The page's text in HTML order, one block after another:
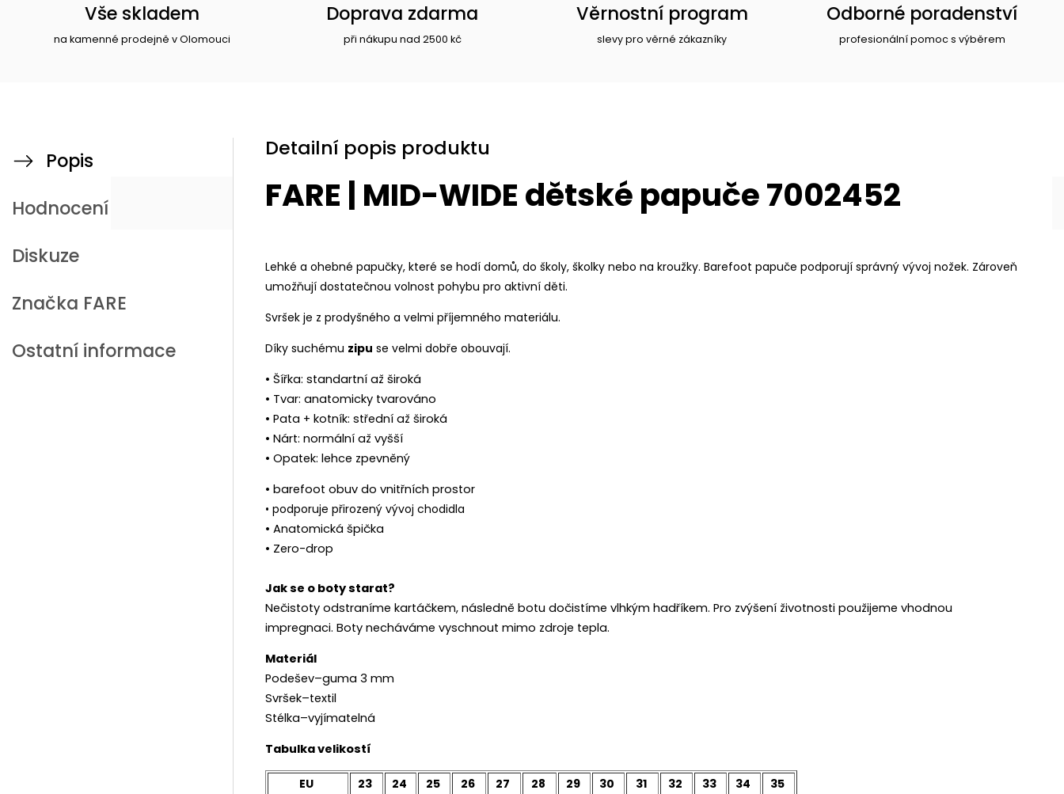
Vše skladem
na kamenné prodejně v Olomouci
Doprava zdarma
při nákupu nad 2500 kč
Věrnostní program
slevy pro věrné zákazníky
Odborné poradenství
profesionální pomoc s výběrem
Popis
Hodnocení
Diskuze
Značka FARE
Ostatní informace
Detailní popis produktu
FARE | MID-WIDE dětské papuče 7002452
Lehké a ohebné papučky, které se hodí domů, do školy, školky nebo na kroužky. Barefoot papuče podporují správný vývoj nožek. Zároveň
umožňují dostatečnou volnost pohybu pro aktivní děti.
Svršek je z prodyšného a velmi příjemného materiálu.
Díky suchému zipu se velmi dobře obouvají.
• Šířka: standartní až široká
• Tvar: anatomicky tvarováno
• Pata + kotník: střední až široká
• Nárt: normální až vyšší
• Opatek: lehce zpevněný
• barefoot obuv do vnitřních prostor
• podporuje přirozený vývoj chodidla
• Anatomická špička
• Zero-drop
Jak se o boty starat?
Nečistoty odstraníme kartáčkem, následně botu dočistíme vlhkým hadříkem. Pro zvýšení životnosti použijeme vhodnou
impregnaci. Boty necháváme vyschnout mimo zdroje tepla.
Materiál
Podešev–guma 3 mm
Svršek–textil
Stélka–vyjímatelná
Tabulka velikostí
EU 23 24 25 26 27 28 29 30 31 32 33 34
35